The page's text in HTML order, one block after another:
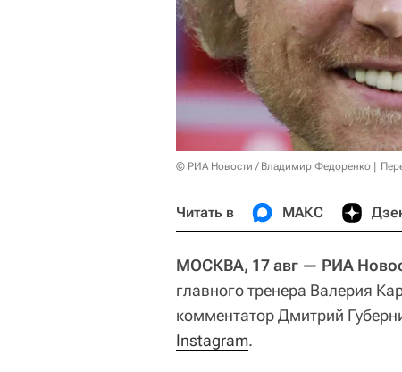
© РИА Новости / Владимир Федоренко
Читать в МАКС
МОСКВА, 17 авг — РИА
главного тренера Валерия
комментатор Дмитрий
Instagram.